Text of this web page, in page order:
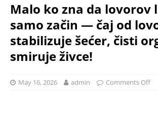
Malo ko zna da lovorov
samo začin — čaj od
stabilizuje šećer, čisti
smiruje živce!
May 16, 2026 admin Comments Off